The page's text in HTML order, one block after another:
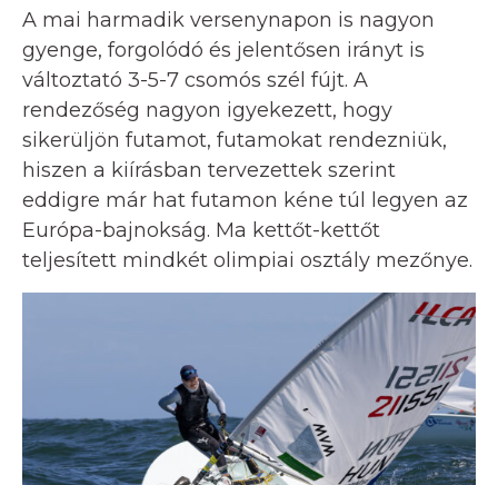
A mai harmadik versenynapon is nagyon
gyenge, forgolódó és jelentősen irányt is
változtató 3-5-7 csomós szél fújt. A
rendezőség nagyon igyekezett, hogy
sikerüljön futamot, futamokat rendezniük,
hiszen a kiírásban tervezettek szerint
eddigre már hat futamon kéne túl legyen az
Európa-bajnokság. Ma kettőt-kettőt
teljesített mindkét olimpiai osztály mezőnye.